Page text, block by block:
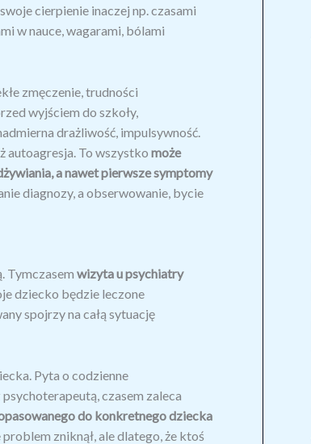
cierpienie inaczej np. czasami
w nauce, wagarami, bólami
zmęczenie, trudności
wyjściem do szkoły,
drażliwość, impulsywność.
autoagresja. To wszystko może
a nawet pierwsze symptomy
diagnozy, a obserwowanie, bycie
Tymczasem wizyta u psychiatry
dziecko będzie leczone
spojrzy na całą sytuację
Pyta o codzienne
czasem zaleca
do konkretnego dziecka
zniknął, ale dlatego, że ktoś